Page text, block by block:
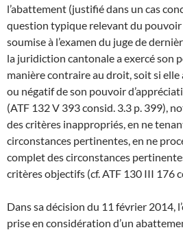
l’abattement (justifié dans un cas
question typique relevant du pouvoir
soumise à l’examen du juge de
la juridiction cantonale a exercé son
manière contraire au droit, soit si elle
ou négatif de son pouvoir
(ATF 132 V 393 consid. 3.3 p. 399),
des critères inappropriés, en ne
circonstances pertinentes, en ne
complet des circonstances
critères objectifs (cf. ATF 130 III 176
Dans sa décision du 11 février 2014,
prise en considération d’un